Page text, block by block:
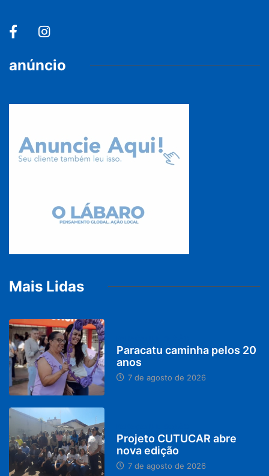
anúncio
Mais Lidas
Paracatu caminha pelos 20
anos
7 de agosto de 2026
Projeto CUTUCAR abre
nova edição
7 de agosto de 2026